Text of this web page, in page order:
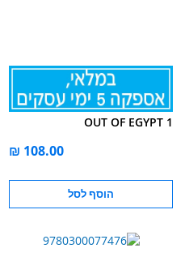
OUT OF EGYPT 1
הוסף לסל